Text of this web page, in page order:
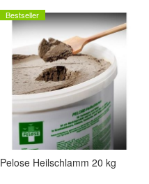
Bestseller
Pelose Heilschlamm 20 kg